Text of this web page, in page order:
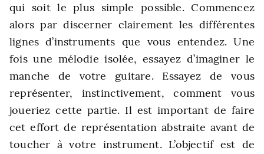
qui soit le plus simple possible. Commencez
alors par discerner clairement les différentes
lignes d’instruments que vous entendez. Une
fois une mélodie isolée, essayez d’imaginer le
manche de votre guitare. Essayez de vous
représenter, instinctivement, comment vous
joueriez cette partie. Il est important de faire
cet effort de représentation abstraite avant de
toucher à votre instrument. L’objectif est de